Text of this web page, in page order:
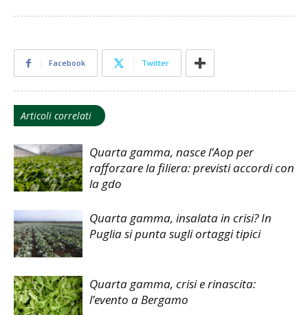
Facebook Twitter
Articoli correlati
Quarta gamma, nasce l’Aop per
rafforzare la filiera: previsti accordi con
la gdo
Quarta gamma, insalata in crisi? In
Puglia si punta sugli ortaggi tipici
Quarta gamma, crisi e rinascita:
l’evento a Bergamo